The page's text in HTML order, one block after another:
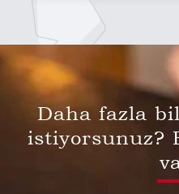
Daha fazla
istiyorsunuz?